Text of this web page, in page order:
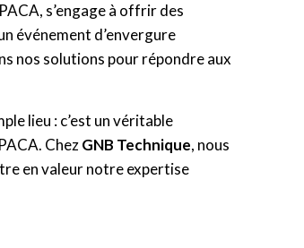
s’engage à offrir des
événement d’envergure
nos solutions pour répondre aux
lieu : c’est un véritable
ChezGNB Technique, nous
en valeur notre expertise